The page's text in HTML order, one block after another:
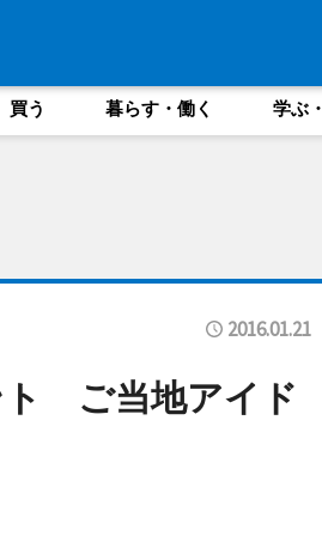
買う 暮らす・働く 学ぶ
2016.01.21
ト ご当地アイド